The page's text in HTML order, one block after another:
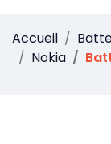
Accueil
Nokia